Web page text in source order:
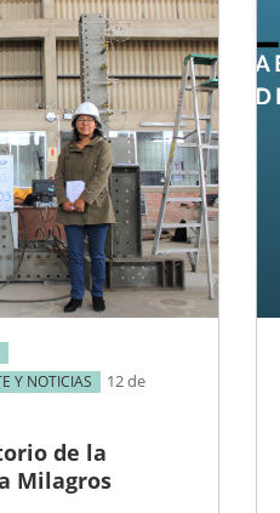
Y NOTICIAS
12 de
de la
Milagros